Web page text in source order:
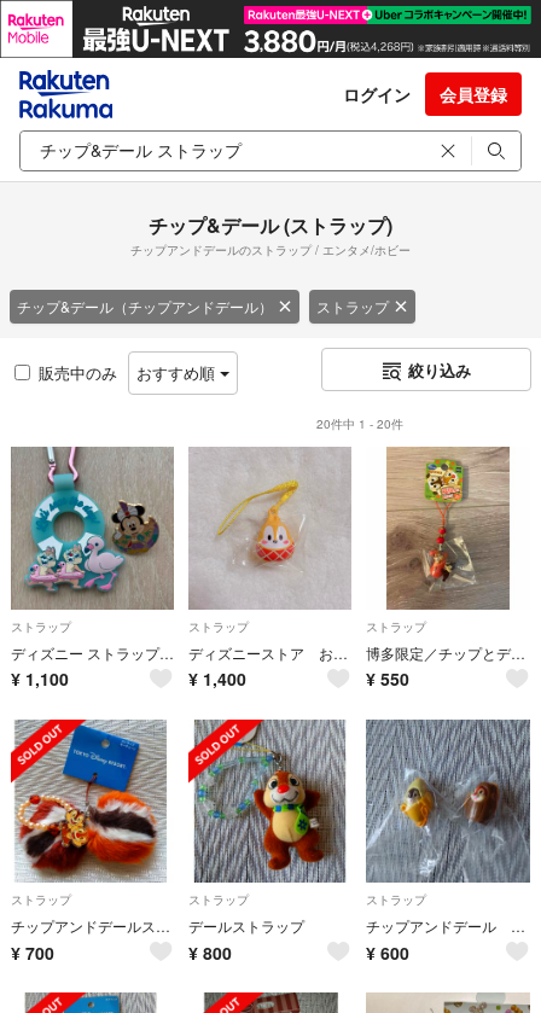
ログイン 会員登録
チップ&デール (ストラップ)
チップアンドデールのストラップ / エンタメ/ホビー
チップ&デール（チップアンドデール） ストラップ
販売中のみ おすすめ順 絞り込み
20件中 1 - 20件
ストラップ
ディズニー ストラップ セット
¥ 1,100
ストラップ
ディズニーストア お正月 水琴鈴 チップ
¥ 1,400
ストラップ
博多限定／チップとデール/ストラップ
¥ 550
ストラップ
チップアンドデールストラップキーチェーン
¥ 700
ストラップ
デールストラップ
¥ 800
ストラップ
チップアンドデール バナナと木のストラップ
¥ 600